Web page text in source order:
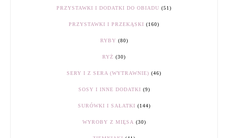
PRZYSTAWKI I DODATKI DO OBIADU (51)
PRZYSTAWKI I PRZEKĄSKI (160)
RYBY (80)
RYŻ (30)
SERY I Z SERA (WYTRAWNIE) (46)
SOSY I INNE DODATKI (9)
SURÓWKI I SAŁATKI (144)
WYROBY Z MIĘSA (30)